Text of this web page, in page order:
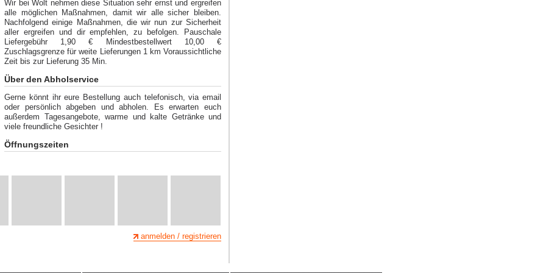
Wir bei Wolt nehmen diese Situation sehr ernst und ergreifen
alle möglichen Maßnahmen, damit wir alle sicher bleiben.
Nachfolgend einige Maßnahmen, die wir nun zur Sicherheit
aller ergreifen und dir empfehlen, zu befolgen. Pauschale
Liefergebühr 1,90 € Mindestbestellwert 10,00 €
Zuschlagsgrenze für weite Lieferungen 1 km Voraussichtliche
Zeit bis zur Lieferung 35 Min.
Über den Abholservice
Gerne könnt ihr eure Bestellung auch telefonisch, via email
oder persönlich abgeben und abholen. Es erwarten euch
außerdem Tagesangebote, warme und kalte Getränke und
viele freundliche Gesichter !
Öffnungszeiten
anmelden / registrieren